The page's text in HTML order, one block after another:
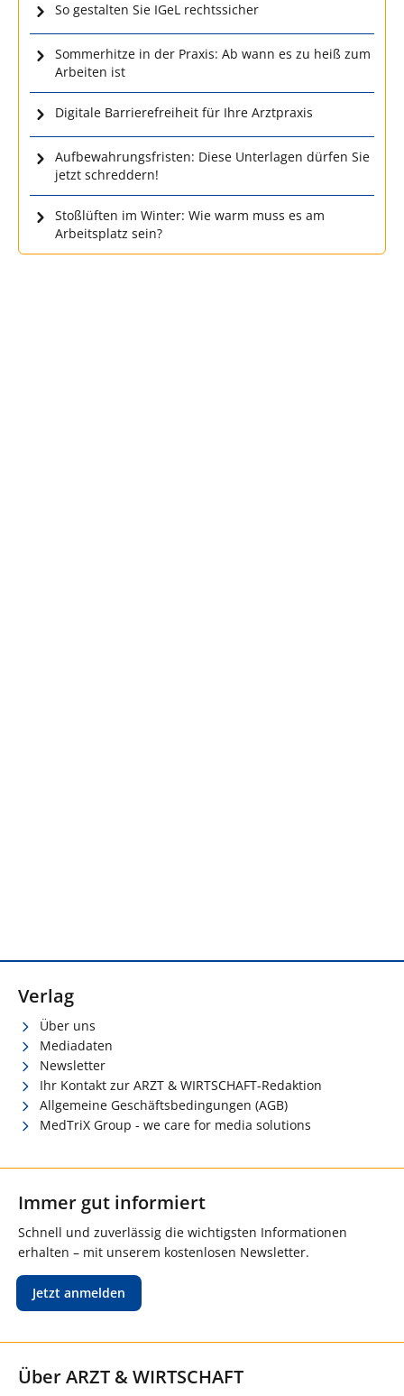
So gestalten Sie IGeL rechtssicher
Sommerhitze in der Praxis: Ab wann es zu heiß zum
Arbeiten ist
Digitale Barrierefreiheit für Ihre Arztpraxis
Aufbewahrungsfristen: Diese Unterlagen dürfen Sie
jetzt schreddern!
Stoßlüften im Winter: Wie warm muss es am
Arbeitsplatz sein?
Verlag
Über uns
Mediadaten
Newsletter
Ihr Kontakt zur ARZT & WIRTSCHAFT-Redaktion
Allgemeine Geschäftsbedingungen (AGB)
MedTriX Group - we care for media solutions
Immer gut informiert
Schnell und zuverlässig die wichtigsten Informationen
erhalten – mit unserem kostenlosen Newsletter.
Jetzt anmelden
Über ARZT & WIRTSCHAFT